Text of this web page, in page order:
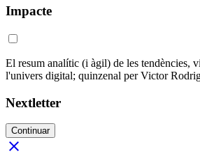
Impacte
El resum analític (i àgil) de les tendències,
l'univers digital; quinzenal per Victor
Nextletter
Continuar
close